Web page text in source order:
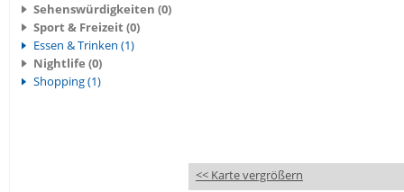
Sehenswürdigkeiten (0)
Sport & Freizeit (0)
Essen & Trinken (1)
Nightlife (0)
Shopping (1)
<< Karte vergrößern